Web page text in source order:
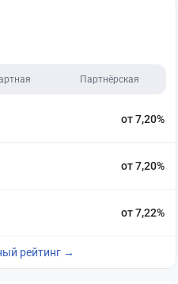
Партнёрская
от 7,20%
от 7,20%
от 7,22%
рейтинг →